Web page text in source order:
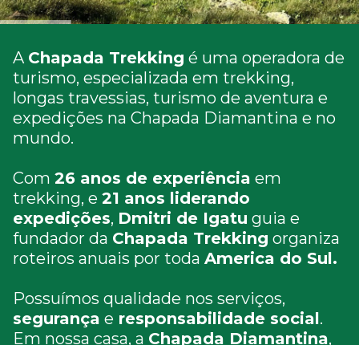
A Chapada Trekking é uma operadora de
turismo, especializada em trekking,
longas travessias, turismo de aventura e
expedições na Chapada Diamantina e no
mundo.
Com 26 anos de experiência em
trekking, e 21 anos liderando
expedições, Dmitri de Igatu guia e
fundador da Chapada Trekking organiza
roteiros anuais por toda America do Sul.
Possuímos qualidade nos serviços,
segurança e responsabilidade social.
Em nossa casa, a Chapada Diamantina,